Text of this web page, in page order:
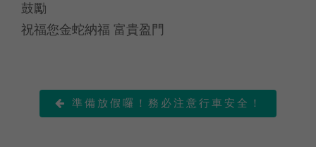
鼓勵
祝福您金蛇納福 富貴盈門
 準備放假囉！務必注意行車安全！